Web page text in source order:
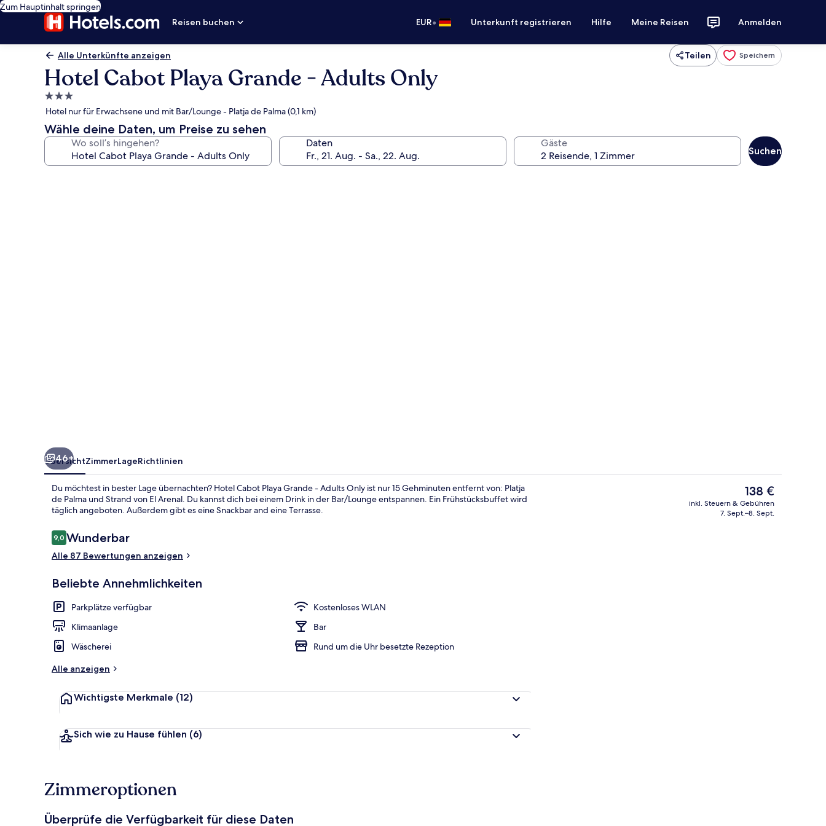
Zum Hauptinhalt springen
Reisen buchen
EUR• Unterkunft registrieren Hilfe Meine Reisen Anmelden
Alle Unterkünfte anzeigen Teilen Speichern
Hotel Cabot Playa Grande - Adults Only
3.0-
Sterne-
Unterkunft
Hotel nur für Erwachsene und mit Bar/Lounge - Platja de Palma (0,1 km)
Wähle deine Daten, um Preise zu sehen
Wo soll’s hingehen? Daten Gäste
Suchen
Minibar, Schreibtisch, kostenloses
46+
ÜbersichtZimmerLageRichtlinien
Du möchtest in bester Lage übernachten? Hotel Cabot Playa Grande - Adults Only ist nur 15 Gehminuten entfernt von: Platja
de Palma und Strand von El Arenal. Du kannst dich bei einem Drink in der Bar/Lounge entspannen. Ein Frühstücksbuffet wird
täglich angeboten. Außerdem gibt es eine Snackbar and eine Terrasse.
Bewertungen
9,09,0 von 10.
Wunderbar
Alle 87 Bewertungen anzeigen
Beliebte Annehmlichkeiten
Parkplätze verfügbar
Kostenloses WLAN
Klimaanlage
Bar
Wäscherei
Rund um die Uhr besetzte Rezeption
Alle anzeigen
Wichtigste Merkmale (12)
Sich wie zu Hause fühlen (6)
Der
aktuelle
Preis
138 €
inkl. Steuern & Gebühren
7. Sept.–8. Sept.
Zimmeroptionen
Überprüfe die Verfügbarkeit für diese Daten